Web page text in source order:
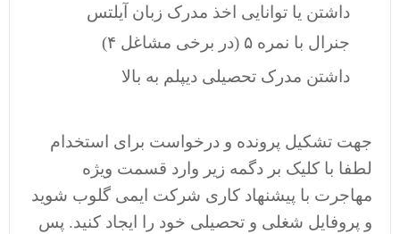
داشتن یا توانایی اخذ مدرک زبان آیلتس
جنرال با نمره ۵ (در برخی مشاغل ۴)
داشتن مدرک تحصیلی دیپلم به بالا
جهت تشکیل پرونده و درخواست برای استخدام
لطفا با کلیک بر دگمه زیر وارد قسمت ویژه
مهاجرت با پیشنهاد کاری شرکت ایمی گلوب شوید
و پروفایل شغلی و تحصیلی خود را ایجاد کنید. پس